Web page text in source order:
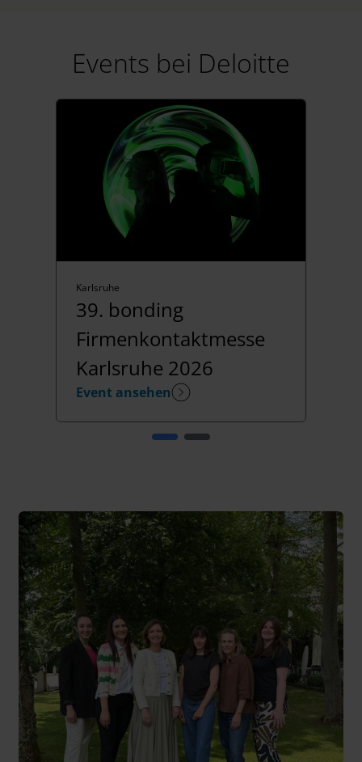
Events bei Deloitte
Karlsruhe
39. bonding
Firmenkontaktmesse
Karlsruhe 2026
Event ansehen